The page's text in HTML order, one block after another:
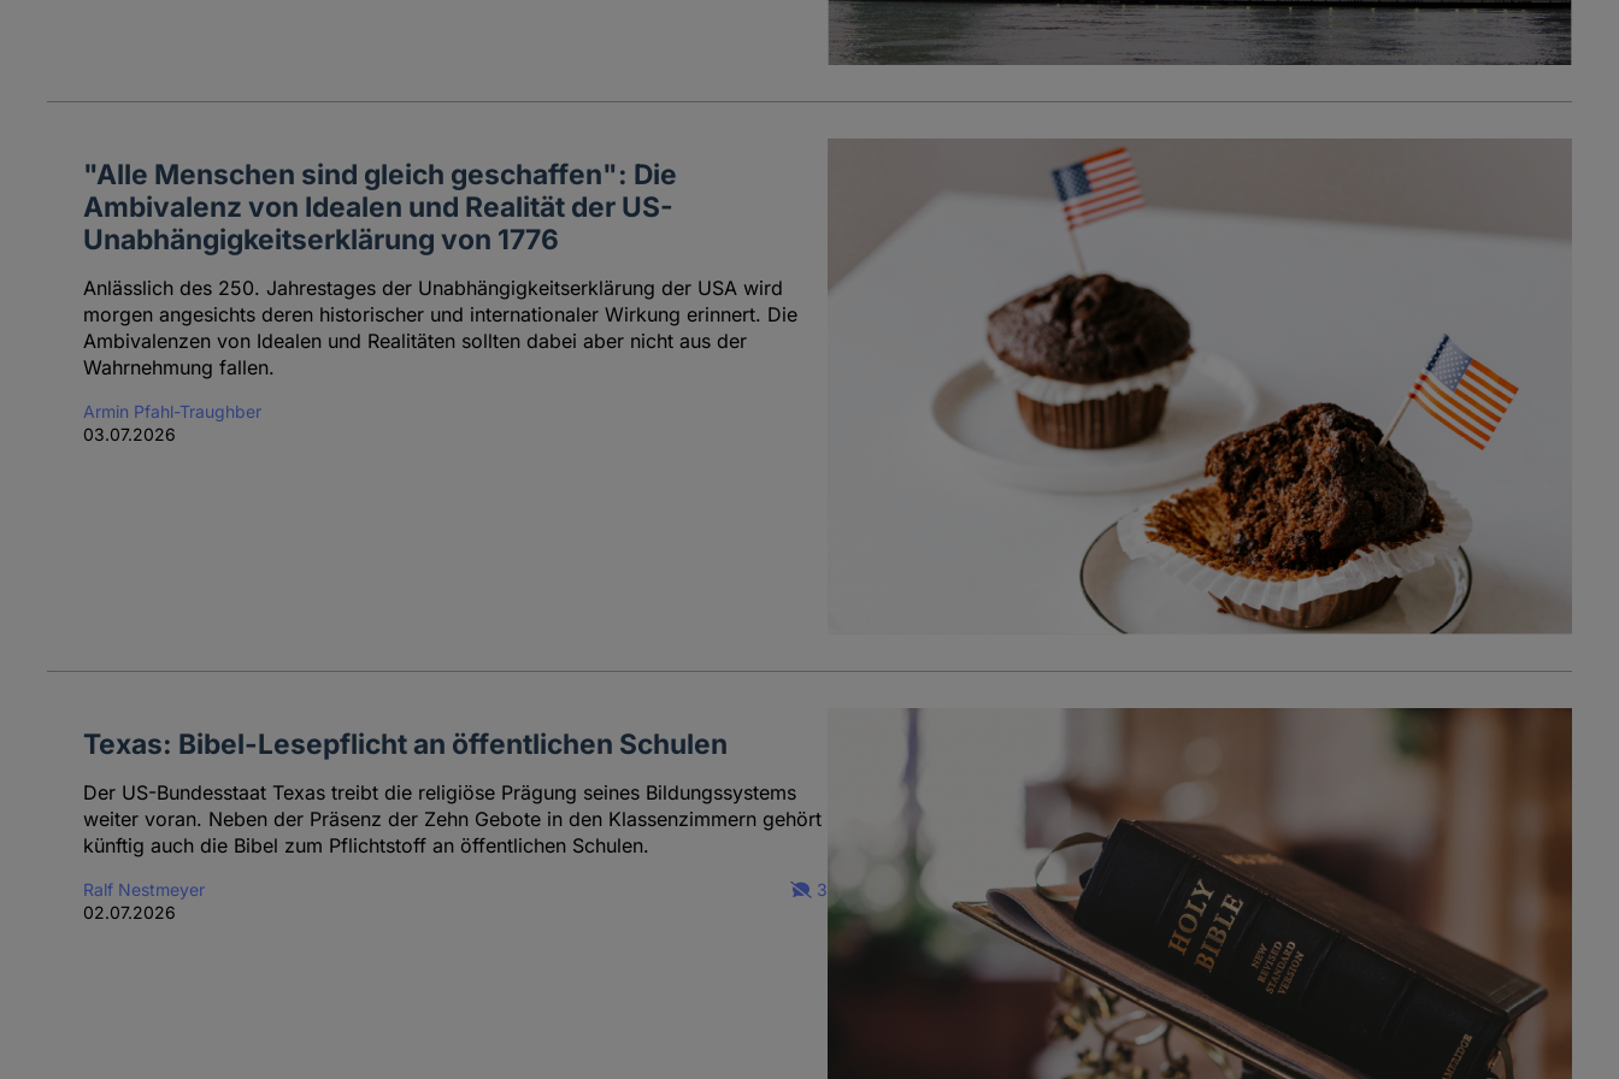
"Alle Menschen sind gleich geschaffen": Die
Ambivalenz von Idealen und Realität der US-
Unabhängigkeitserklärung von 1776
Anlässlich des 250. Jahrestages der Unabhängigkeitserklärung der USA wird
morgen angesichts deren historischer und internationaler Wirkung erinnert. Die
Ambivalenzen von Idealen und Realitäten sollten dabei aber nicht aus der
Wahrnehmung fallen.
Armin Pfahl-Traughber
03.07.2026
Texas: Bibel-Lesepflicht an öffentlichen Schulen
Der US-Bundesstaat Texas treibt die religiöse Prägung seines Bildungssystems
weiter voran. Neben der Präsenz der Zehn Gebote in den Klassenzimmern gehört
künftig auch die Bibel zum Pflichtstoff an öffentlichen Schulen.
Ralf Nestmeyer
02.07.2026
3